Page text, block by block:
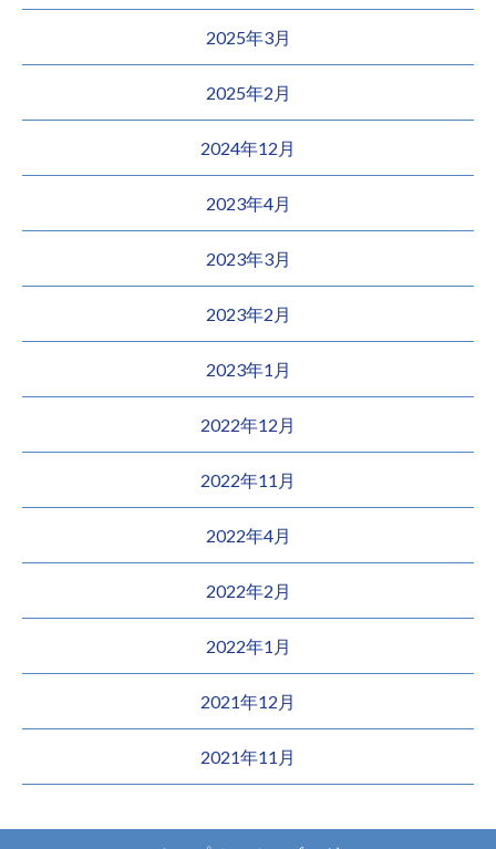
2025年3月
2025年2月
2024年12月
2023年4月
2023年3月
2023年2月
2023年1月
2022年12月
2022年11月
2022年4月
2022年2月
2022年1月
2021年12月
2021年11月